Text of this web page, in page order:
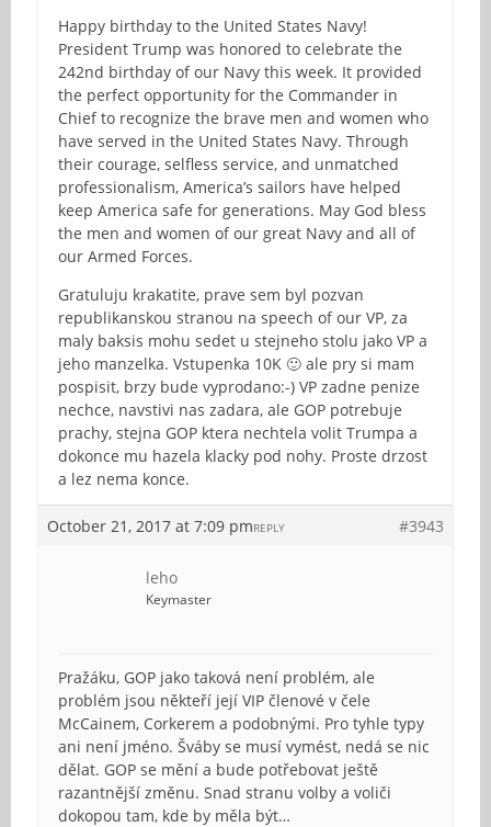
Happy birthday to the United States Navy!
President Trump was honored to celebrate the
242nd birthday of our Navy this week. It provided
the perfect opportunity for the Commander in
Chief to recognize the brave men and women who
have served in the United States Navy. Through
their courage, selfless service, and unmatched
professionalism, America’s sailors have helped
keep America safe for generations. May God bless
the men and women of our great Navy and all of
our Armed Forces.
Gratuluju krakatite, prave sem byl pozvan
republikanskou stranou na speech of our VP, za
maly baksis mohu sedet u stejneho stolu jako VP a
jeho manzelka. Vstupenka 10K 🙂 ale pry si mam
pospisit, brzy bude vyprodano:-) VP zadne penize
nechce, navstivi nas zadara, ale GOP potrebuje
prachy, stejna GOP ktera nechtela volit Trumpa a
dokonce mu hazela klacky pod nohy. Proste drzost
a lez nema konce.
October 21, 2017 at 7:09 pm #3943
REPLY
leho
Keymaster
Pražáku, GOP jako taková není problém, ale
problém jsou někteří její VIP členové v čele
McCainem, Corkerem a podobnými. Pro tyhle typy
ani není jméno. Šváby se musí vymést, nedá se nic
dělat. GOP se mění a bude potřebovat ještě
razantnější změnu. Snad stranu volby a voliči
dokopou tam, kde by měla být…